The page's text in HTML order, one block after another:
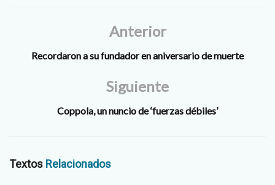
Anterior
Recordaron a su fundador en aniversario de muerte
Siguiente
Coppola, un nuncio de ‘fuerzas débiles’
Textos Relacionados